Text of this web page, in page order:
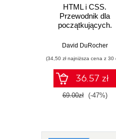
HTML i CSS.
Przewodnik dla
początkujących.
kodowania i
responsywnych
internetowych
David DuRocher
(34,50 zł najniższa cena z 30
36.57 zł
69.00zł (-47%)